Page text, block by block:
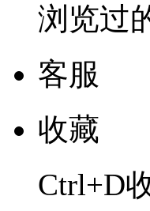
浏览过
客服
收藏
Ctrl+D